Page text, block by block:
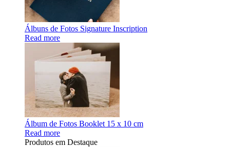
Álbuns de Fotos Signature Inscription
Read more
Álbum de Fotos Booklet 15 x 10 cm
Read more
Produtos em Destaque